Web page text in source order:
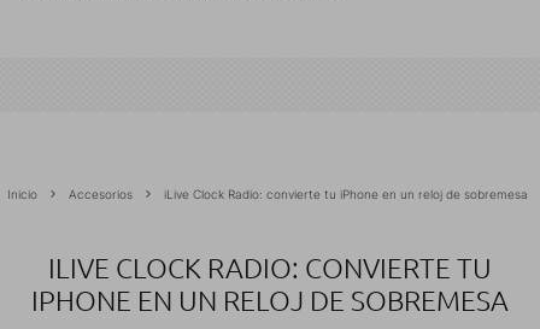
Inicio Accesorios iLive Clock Radio: convierte tu iPhone en un reloj de sobremesa
ILIVE CLOCK RADIO: CONVIERTE TU
IPHONE EN UN RELOJ DE SOBREMESA